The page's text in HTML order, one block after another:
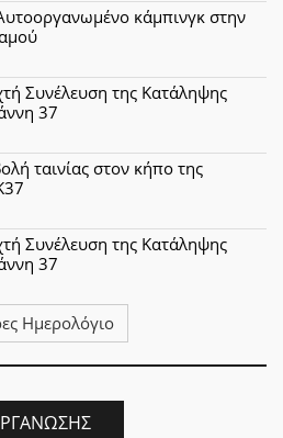
κάμπινγκ στην
Συνέλευση της Κατάληψης
37
ταινίας στον κήπο της
Συνέλευση της Κατάληψης
37
Ημερολόγιο